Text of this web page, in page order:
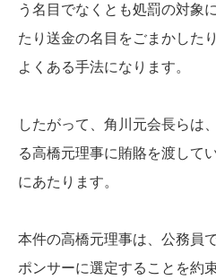
う名目でなくとも処罰の対象
たり送金の名目をごまかした
よくある手法になります。
したがって、角川元会長らは
る高橋元理事に賄賂を渡して
にあたります。
本件の高橋元理事は、公務員
ポンサーに選定することを約